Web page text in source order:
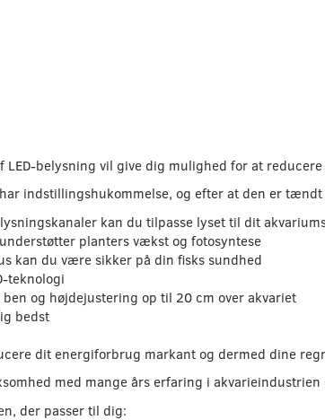
​​LED-belysning vil give dig mulighed for at
indstillingshukommelse, og efter at den er
kan du tilpasse lyset til dit
planters vækst og fotosyntese
kan du være sikker på din fisks sundhed
teknologi
og højdejustering op til 20 cm over akvariet
bedst
dit energiforbrug markant og dermed dine
med mange års erfaring i akvarieindustrien
der passer til dig: